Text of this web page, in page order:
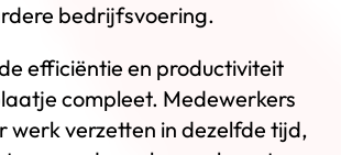
bedrijfsvoering.
efficiëntie en productiviteit
compleet. Medewerkers
werk verzetten in dezelfde tijd,